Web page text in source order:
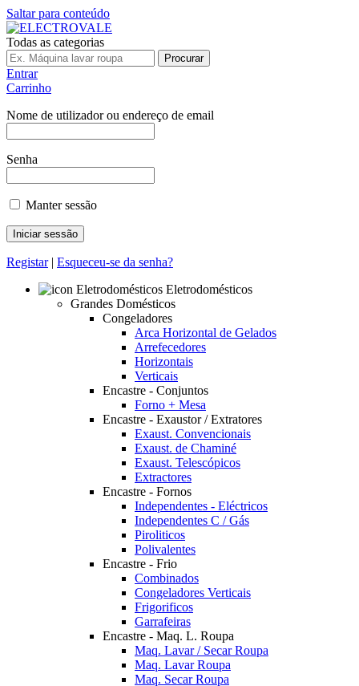
Saltar para conteúdo
Todas as categorias
Procurar
Entrar
Carrinho
Nome de utilizador ou endereço de email
Senha
Manter sessão
Registar| Esqueceu-se da senha?
Eletrodomésticos
Grandes Domésticos
Congeladores
Arca Horizontal de Gelados
Arrefecedores
Horizontais
Verticais
Encastre - Conjuntos
Forno + Mesa
Encastre - Exaustor / Extratores
Exaust. Convencionais
Exaust. de Chaminé
Exaust. Telescópicos
Extractores
Encastre - Fornos
Independentes - Eléctricos
Independentes C / Gás
Piroliticos
Polivalentes
Encastre - Frio
Combinados
Congeladores Verticais
Frigorificos
Garrafeiras
Encastre - Maq. L. Roupa
Maq. Lavar / Secar Roupa
Maq. Lavar Roupa
Maq. Secar Roupa